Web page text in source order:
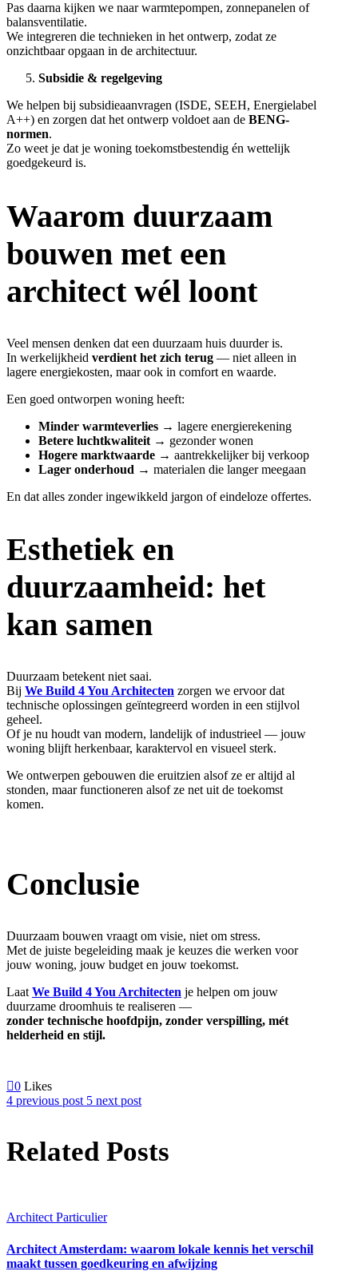
Pas daarna kijken we naar warmtepompen, zonnepanelen of
balansventilatie.
We integreren die technieken in het ontwerp, zodat ze
onzichtbaar opgaan in de architectuur.
Subsidie & regelgeving
We helpen bij subsidieaanvragen (ISDE, SEEH, Energielabel
A++) en zorgen dat het ontwerp voldoet aan de BENG-
normen.
Zo weet je dat je woning toekomstbestendig én wettelijk
goedgekeurd is.
Waarom duurzaam
bouwen met een
architect wél loont
Veel mensen denken dat een duurzaam huis duurder is.
In werkelijkheid verdient het zich terug — niet alleen in
lagere energiekosten, maar ook in comfort en waarde.
Een goed ontworpen woning heeft:
Minder warmteverlies → lagere energierekening
Betere luchtkwaliteit → gezonder wonen
Hogere marktwaarde → aantrekkelijker bij verkoop
Lager onderhoud → materialen die langer meegaan
En dat alles zonder ingewikkeld jargon of eindeloze offertes.
Esthetiek en
duurzaamheid: het
kan samen
Duurzaam betekent niet saai.
Bij We Build 4 You Architecten zorgen we ervoor dat
technische oplossingen geïntegreerd worden in een stijlvol
geheel.
Of je nu houdt van modern, landelijk of industrieel — jouw
woning blijft herkenbaar, karaktervol en visueel sterk.
We ontwerpen gebouwen die eruitzien alsof ze er altijd al
stonden, maar functioneren alsof ze net uit de toekomst
komen.
Conclusie
Duurzaam bouwen vraagt om visie, niet om stress.
Met de juiste begeleiding maak je keuzes die werken voor
jouw woning, jouw budget en jouw toekomst.
LaatWe Build 4 You Architecten je helpen om jouw
duurzame droomhuis te realiseren —
zonder technische hoofdpijn, zonder verspilling, mét
helderheid en stijl.
0 Likes
previous post
next post
Related Posts
Architect Particulier
Architect Amsterdam: waarom lokale kennis het verschil
maakt tussen goedkeuring en afwijzing